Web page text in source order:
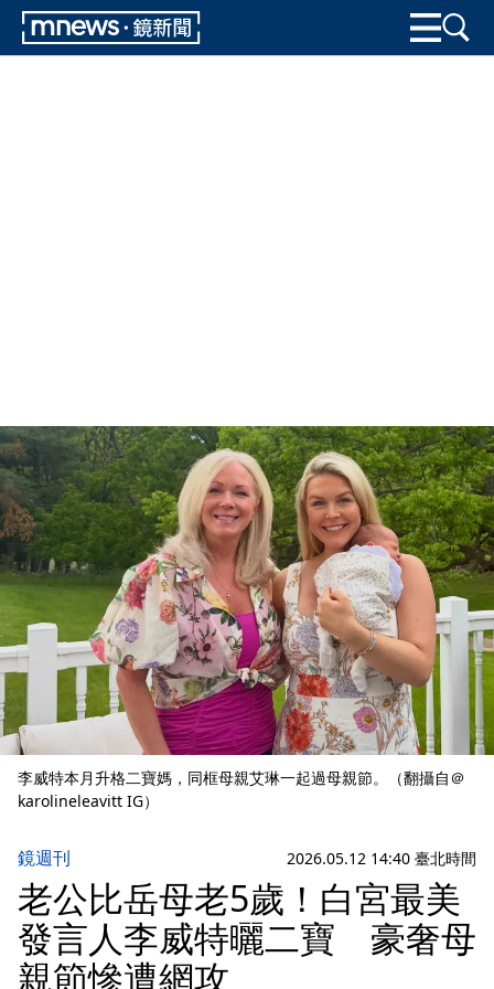
李威特本月升格二寶媽，同框母親艾琳一起過母親節。（翻攝自＠
karolineleavitt IG）
鏡週刊 2026.05.12 14:40 臺北時間
老公比岳母老5歲！白宮最美
發言人李威特曬二寶 豪奢母
親節慘遭網攻